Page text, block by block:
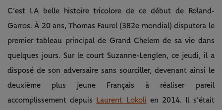
C’est LA belle histoire tricolore de ce début de Roland-
Garros. À 20 ans, Thomas Faurel (382e mondial) disputera le
premier tableau principal de Grand Chelem de sa vie dans
quelques jours. Sur le court Suzanne-Lenglen, ce jeudi, il a
disposé de son adversaire sans sourciller, devenant ainsi le
deuxième plus jeune Français à réaliser pareil
accomplissement depuis Laurent Lokoli en 2014. Il s’était